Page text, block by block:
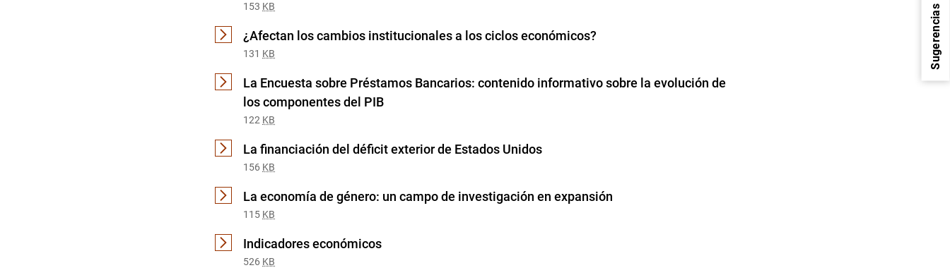
153 KB
¿Afectan los cambios institucionales a los ciclos económicos?
131 KB
La Encuesta sobre Préstamos Bancarios: contenido informativo sobre la evolución de
los componentes del PIB
122 KB
La financiación del déficit exterior de Estados Unidos
156 KB
La economía de género: un campo de investigación en expansión
115 KB
Indicadores económicos
526 KB
Sugerencias